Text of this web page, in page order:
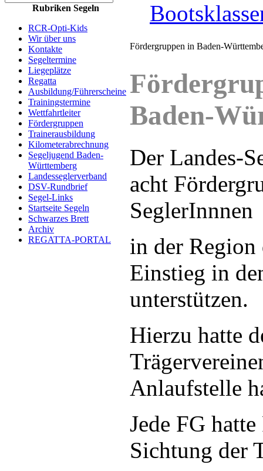
Rubriken Segeln
RCR-Opti-Kids
Wir über uns
Kontakte
Segeltermine
Liegeplätze
Regatta
Ausbildung/Führerscheine
Trainingstermine
Wettfahrtleiter
Fördergruppen
Trainerausbildung
Kilometerabrechnung
Segeljugend Baden-
Württemberg
Landesseglerverband
DSV-Rundbrief
Segel-Links
Startseite Segeln
Schwarzes Brett
Archiv
REGATTA-PORTAL
Fördergruppen in Baden-
Baden-
Der Landes-
acht
SeglerInnnen
in der
Einstieg in
unterstützen.
Hierzu hatte
Anlaufstelle
Jede FG
Sichtung der